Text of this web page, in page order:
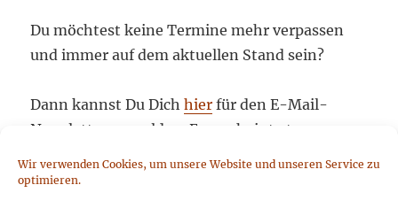
Wir verwenden Cookies, um unsere Website und unseren Service zu
optimieren.
Du möchtest keine Termine mehr verpassen
und immer auf dem aktuellen Stand sein?
Dann kannst Du Dichhier für den E-Mail-
Newsletter anmelden. Er erscheint etwa
monatlich, ist kostenlos und informiert über
Aktivitäten und Neuigkeiten von Piazza